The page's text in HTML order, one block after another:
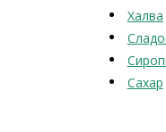
Халва
Сахар